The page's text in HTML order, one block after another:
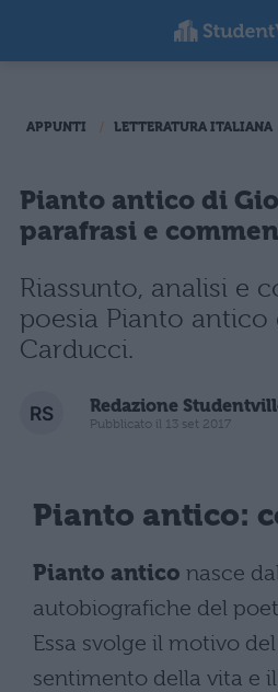
APPUNTI LETTERATURA ITALIANA
Pianto antico di
parafrasi e
Riassunto, analisi e
poesia Pianto antico
Carducci.
Redazione
Pubblicato il 13 set 2017
Pianto antico:
Pianto antico nasce
autobiografiche del
Essa svolge il motivo
sentimento della vita e